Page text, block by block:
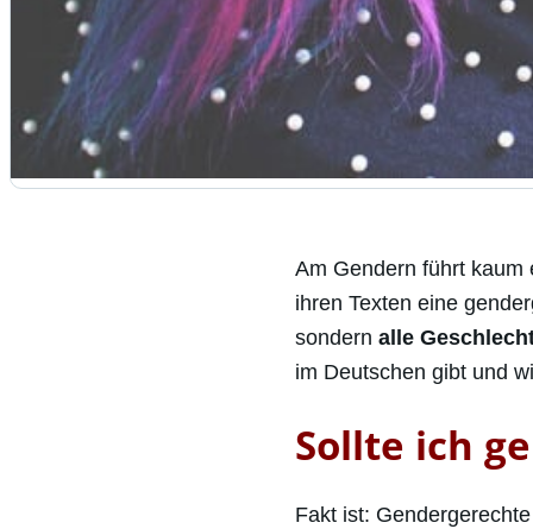
Am Gendern führt kaum
ihren Texten eine
sondern alle
im Deutschen gibt und
Sollte ich
Fakt ist: